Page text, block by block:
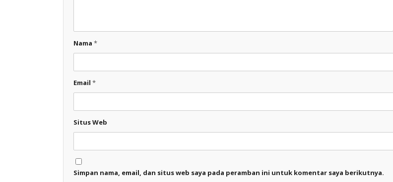
Nama *
Email *
Situs Web
Simpan nama, email, dan situs web saya pada peramban ini untuk komentar saya berikutnya.